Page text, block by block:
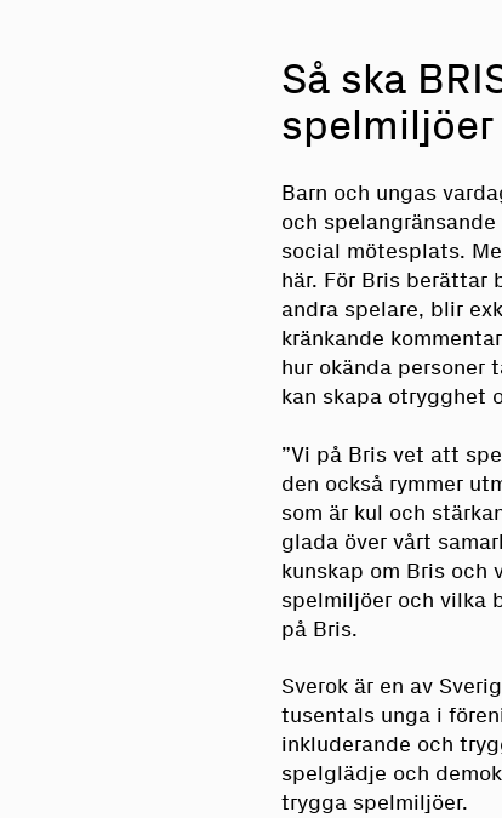
Så ska
spelmiljöer
Barn och ungas
och
social mötesplats.
här. För Bris berättar
andra spelare, blir
kränkande
hur okända personer
kan skapa otrygghet
”Vi på Bris vet att
den också rymmer
som är kul och
glada över vårt
kunskap om Bris och
spelmiljöer och vilka
på Bris.
Sverok är en av
tusentals unga i
inkluderande och
spelglädje och
trygga spelmiljöer.